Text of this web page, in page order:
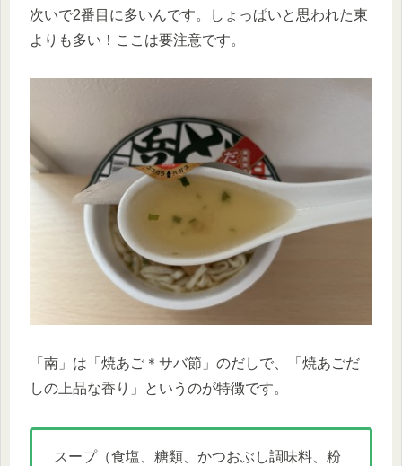
次いで2番目に多いんです。しょっぱいと思われた東
よりも多い！ここは要注意です。
「南」は「焼あご＊サバ節」のだしで、「焼あごだ
しの上品な香り」というのが特徴です。
スープ（食塩、糖類、かつおぶし調味料、粉